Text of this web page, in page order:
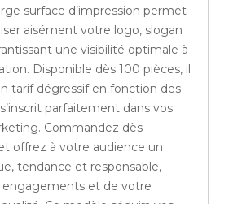
surface d’impression permet
aisément votre logo, slogan
une visibilité optimale à
Disponible dès 100 pièces, il
tarif dégressif en fonction des
parfaitement dans vos
Commandez dès
offrez à votre audience un
tendance et responsable,
engagements et de votre